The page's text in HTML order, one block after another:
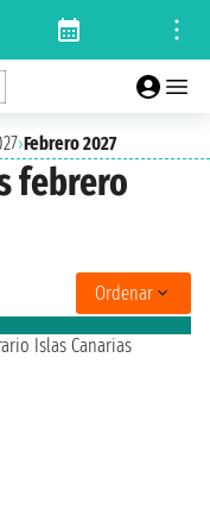
›Febrero 2027
febrero
Ordenar